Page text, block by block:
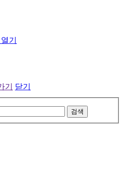
기
기
닫기
검색